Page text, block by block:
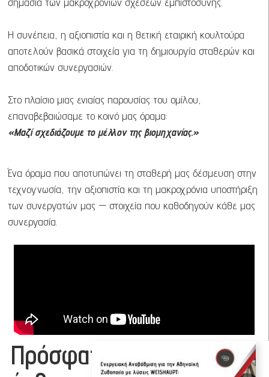
Η συνέπεια, η αξιοπιστία και η θετική εταιρική κουλτούρα
αποτελούν βασικά στοιχεία για τη δημιουργία σταθερών και
αποδοτικών συνεργασιών.
Στο πλαίσιο μιας ενιαίας παρουσίας του ομίλου,
επαναβεβαιώσαμε το κοινό μας όραμα:
«Μαζί σχεδιάζουμε το μέλλον της βιομηχανίας.»
Ένα όραμα που αποτυπώνει τη σταθερή μας δέσμευση στην
τεχνογνωσία, την αξιοπιστία και τη μακροχρόνια υποστήριξη
των συνεργατών μας — στοιχεία που καθοδηγούν κάθε μας
συνεργασία.
Πρόσφατα